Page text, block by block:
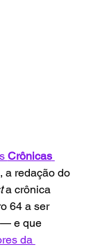
Crônicas
a redação do
a crônica
64 a ser
— e que
da